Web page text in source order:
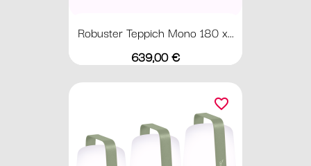
Robuster Teppich Mono 180 x...
Preis
639,00 €
favorite_border